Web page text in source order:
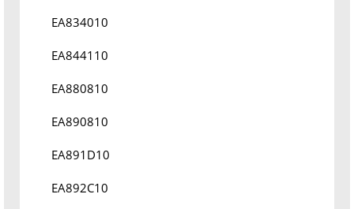
EA834010
EA844110
EA880810
EA890810
EA891D10
EA892C10